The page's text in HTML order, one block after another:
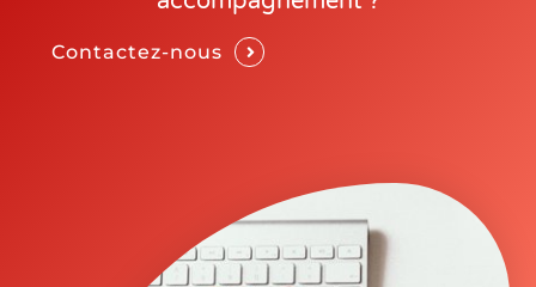
Contactez-nous